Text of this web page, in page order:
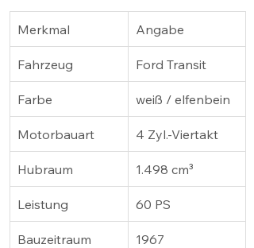
Merkmal Angabe
Fahrzeug Ford Transit
Farbe weiß / elfenbein
Motorbauart 4 Zyl.-Viertakt
Hubraum 1.498 cm³
Leistung 60 PS
Bauzeitraum 1967